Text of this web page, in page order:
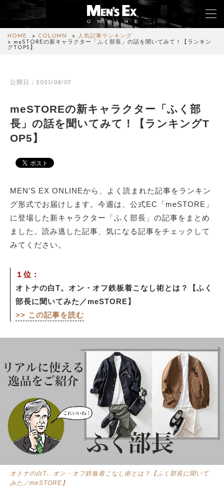
HOME COLUMN
人気記事ランキング
meSTOREの新キャラクター「ふく部長」の話を聞いてみて！【ランキン
グTOP5】
公開日：2021/08/07
meSTOREの新キャラクター「ふく部
長」の話を聞いてみて！【ランキングT
OP5】
MEN’S EX ONLINEから、よく読まれた記事をランキン
グ形式でお届けします。今週は、公式EC「meSTORE」
に登場した新キャラクター「ふく部長」の記事をまとめ
ました。読み逃した記事、気になる記事をチェックして
みてください。
１位：
オトナの白T。オン・オフ鉄板着こなし術とは？【ふく
部長に聞いてみた／meSTORE】
>> この記事を読む
オトナの白T。オン・オフ鉄板着こなし術とは？【ふく部長に聞いて
みた／meSTORE】
FASHION
WATCH
CAR&BIKE
MAGAZINE
ABOUT SITE